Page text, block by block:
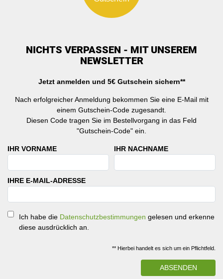
NICHTS VERPASSEN - MIT UNSEREM
NEWSLETTER
Jetzt anmelden und 5€ Gutschein sichern**
Nach erfolgreicher Anmeldung bekommen Sie eine E-Mail mit
einem Gutschein-Code zugesandt.
Diesen Code tragen Sie im Bestellvorgang in das Feld
"Gutschein-Code" ein.
IHR VORNAME IHR NACHNAME
IHRE E-MAIL-ADRESSE
Ich habe die Datenschutzbestimmungen gelesen und erkenne
diese ausdrücklich an.
** Hierbei handelt es sich um ein Pflichtfeld.
ABSENDEN